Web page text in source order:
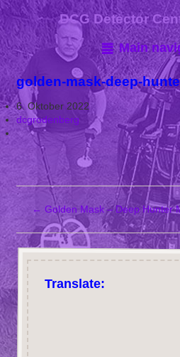
DCG Detector
Main
golden-mask-deep-
6. Oktober 2022
dcgrodenberg
← Golden Mask – Deep Hunter
Translate: